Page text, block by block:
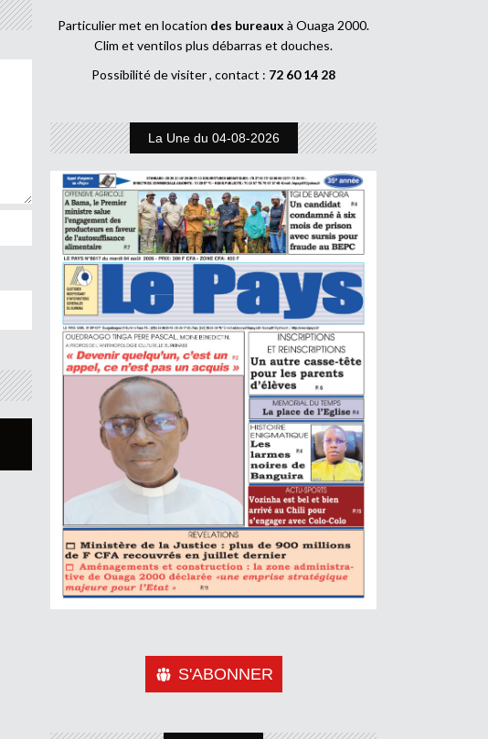
Particulier met en location des bureaux à Ouaga 2000.
Clim et ventilos plus débarras et douches.
Possibilité de visiter , contact : 72 60 14 28
La Une du 04-08-2026
S'ABONNER